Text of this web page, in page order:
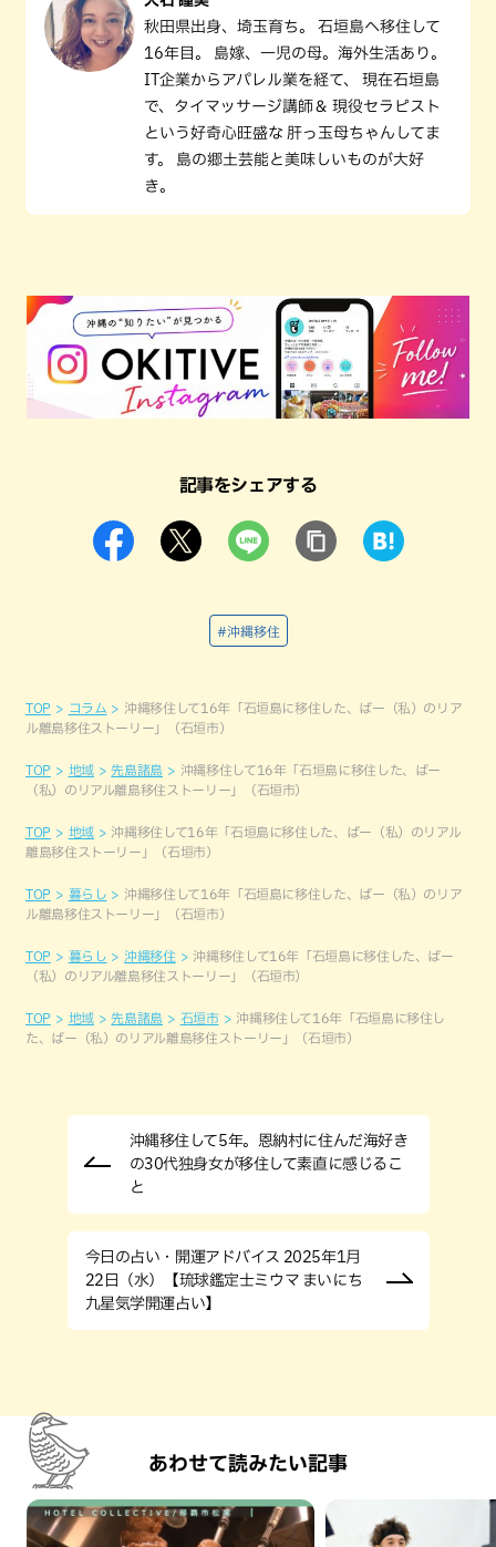
秋田県出身、埼玉育ち。 石垣島へ移住して
16年目。 島嫁、一児の母。海外生活あり。
IT企業からアパレル業を経て、 現在石垣島
で、タイマッサージ講師＆ 現役セラピスト
という好奇心旺盛な 肝っ玉母ちゃんしてま
す。 島の郷土芸能と美味しいものが大好
き。
記事をシェアする
#沖縄移住
TOP コラム
沖縄移住して16年「石垣島に移住した、ばー（私）のリア
ル離島移住ストーリー」（石垣市）
TOP 地域 先島諸島
沖縄移住して16年「石垣島に移住した、ばー
（私）のリアル離島移住ストーリー」（石垣市）
TOP 地域
沖縄移住して16年「石垣島に移住した、ばー（私）のリアル
離島移住ストーリー」（石垣市）
TOP 暮らし
沖縄移住して16年「石垣島に移住した、ばー（私）のリア
ル離島移住ストーリー」（石垣市）
TOP 暮らし 沖縄移住
沖縄移住して16年「石垣島に移住した、ばー
（私）のリアル離島移住ストーリー」（石垣市）
TOP 地域 先島諸島 石垣市
沖縄移住して16年「石垣島に移住し
た、ばー（私）のリアル離島移住ストーリー」（石垣市）
沖縄移住して5年。恩納村に住んだ海好き
の30代独身女が移住して素直に感じるこ
と
今日の占い・開運アドバイス 2025年1月
22日（水）【琉球鑑定士ミウマ まいにち
九星気学開運占い】
あわせて読みたい記事